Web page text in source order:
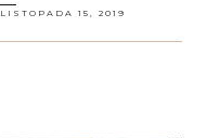
LISTOPADA 15, 2019